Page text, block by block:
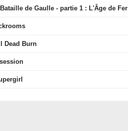
de Gaulle - partie 1 : L'Âge de Fer
Dead Burn